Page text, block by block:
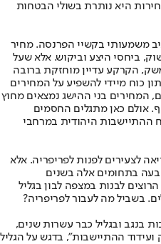
היא נותרת בשולי הבטחות
משמעותי בקשיי הפרנסה. מחיר
ביחסי היצע וביקוש. אלא שעל
הקרקע עדיין מוחזקת ברובה
כוח מיידי להשפיע על המחירים
המחירים בני ההישג נמצאים מחוץ
אולם כאן מתגלים החסמים
ההתיישבות היהודית במרחבי
לצעירים לפנות לפריפריה. אלא
בתחומים אלה בשנים
לבנות במצפה לבון בגליל
בשביל מה לעבור לפריפריה?
בנגב ובגליל כבר עשרות שנים,
ועידוד ההתיישבות", בדגש על הגליל